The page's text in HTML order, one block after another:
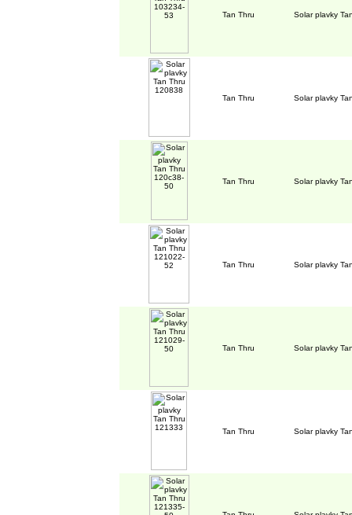
Tan Thru Solar plavky
Tan Thru Solar plavky
Tan Thru Solar plavky
Tan Thru Solar plavky
Tan Thru Solar plavky
Tan Thru Solar plavky